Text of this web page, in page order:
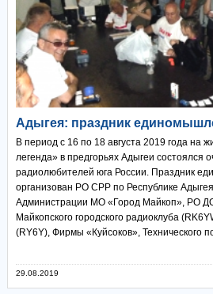
Адыгея: праздник
В период с 16 по 18 августа 2019 года на
легенда» в предгорьях Адыгеи состоялся
радиолюбителей юга России. Праздник
организован РО СРР по Республике
Администрации МО «Город Майкоп», РО
Майкопского городского радиоклуба
(RY6Y), Фирмы «Куйсоков», Технического
29.08.2019